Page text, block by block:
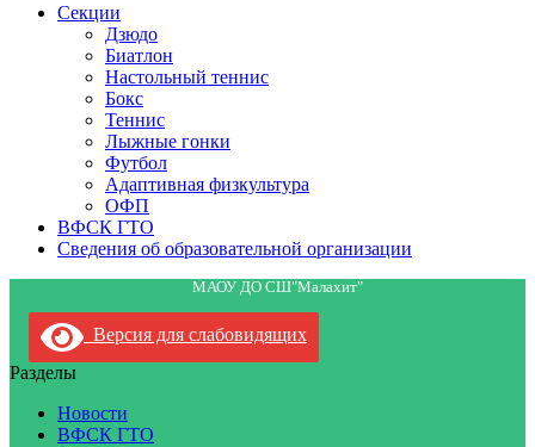
Секции
Дзюдо
Биатлон
Настольный теннис
Бокс
Теннис
Лыжные гонки
Футбол
Адаптивная физкультура
ОФП
ВФСК ГТО
Сведения об образовательной организации
МАОУ ДО СШ"Малахит"
Версия для слабовидящих
Разделы
Новости
ВФСК ГТО